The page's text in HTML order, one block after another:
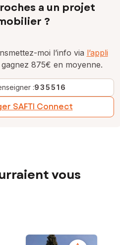
a un projet
?
moi l’info via l’appli
875€ en moyenne.
:935516
SAFTI Connect
vous